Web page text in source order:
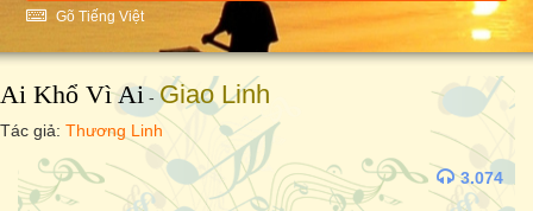
Gõ Tiếng Việt
Ai Khổ Vì Ai -Giao Linh
Tác giả: Thương Linh
3.074